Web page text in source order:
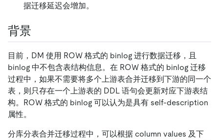
据迁移延迟会增加。
背景
目前，DM 使用 ROW 格式的 binlog 进行数据迁移，且
binlog 中不包含表结构信息。在 ROW 格式的 binlog 迁移
过程中，如果不需要将多个上游表合并迁移到下游的同一个
表，则只存在一个上游表的 DDL 语句会更新对应下游表结
构。ROW 格式的 binlog 可以认为是具有 self-description
属性。
分库分表合并迁移过程中，可以根据 column values 及下